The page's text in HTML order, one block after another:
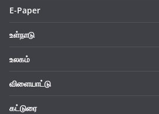
E-Paper
உள்நாடு
உலகம்
விளையாட்டு
கட்டுரை